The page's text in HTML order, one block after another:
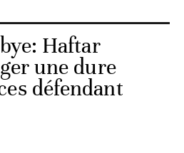
Haftar
une dure
défendant